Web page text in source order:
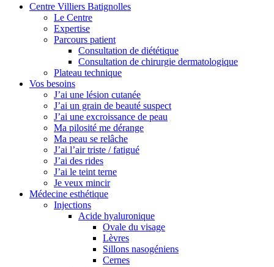
Centre Villiers Batignolles
Le Centre
Expertise
Parcours patient
Consultation de diététique
Consultation de chirurgie dermatologique
Plateau technique
Vos besoins
J’ai une lésion cutanée
J’ai un grain de beauté suspect
J’ai une excroissance de peau
Ma pilosité me dérange
Ma peau se relâche
J’ai l’air triste / fatigué
J’ai des rides
J’ai le teint terne
Je veux mincir
Médecine esthétique
Injections
Acide hyaluronique
Ovale du visage
Lèvres
Sillons nasogéniens
Cernes